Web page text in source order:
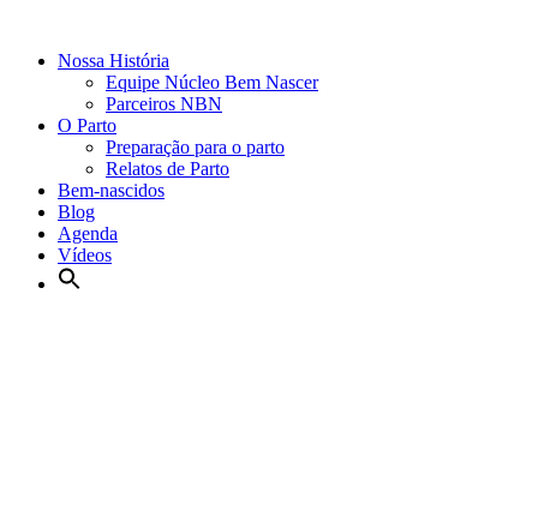
Nossa História
Equipe Núcleo Bem Nascer
Parceiros NBN
O Parto
Preparação para o parto
Relatos de Parto
Bem-nascidos
Blog
Agenda
Vídeos